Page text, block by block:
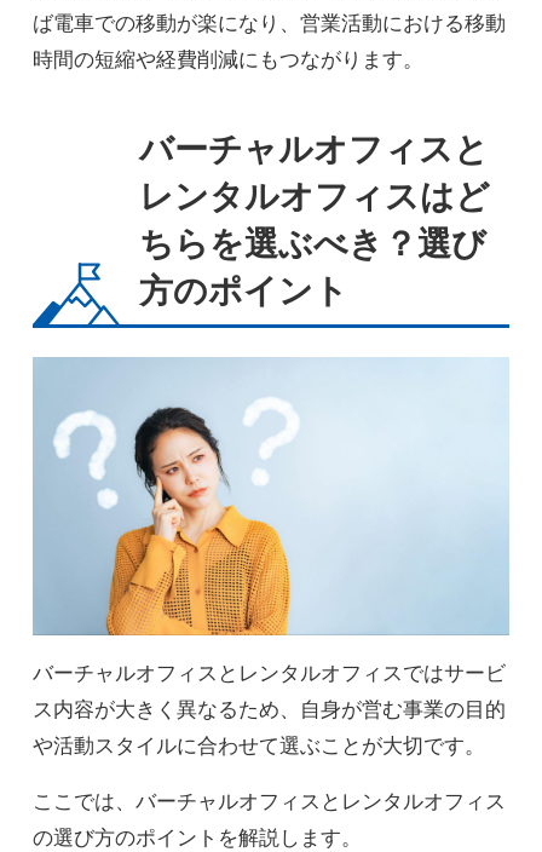
ば電車での移動が楽になり、営業活動における移動
時間の短縮や経費削減にもつながります。
バーチャルオフィスと
レンタルオフィスはど
ちらを選ぶべき？選び
方のポイント
バーチャルオフィスとレンタルオフィスではサービ
ス内容が大きく異なるため、自身が営む事業の目的
や活動スタイルに合わせて選ぶことが大切です。
ここでは、バーチャルオフィスとレンタルオフィス
の選び方のポイントを解説します。